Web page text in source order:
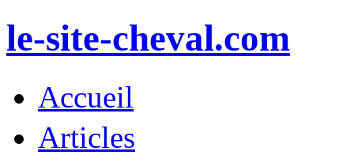
le-site-cheval.com
Accueil
Articles